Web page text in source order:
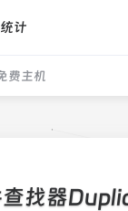
统计
费主机
找器